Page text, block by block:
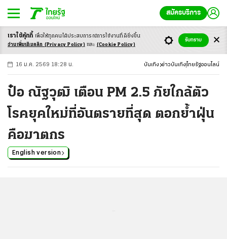
สมัครบริการ
-ก ก ก+
16 ม.ค. 2569 18:28 น. บันเทิง ข่าวบันเทิง ไทยรัฐออนไลน์
ป๋อ ณัฐวุฒิ เตือน PM 2.5 ภัยใกล้ตัว
โรคยุคใหม่ที่อันตรายที่สุด ตอกย้ำฝุ่น
คือฆาตกร
English version
เราใช้คุ้กกี้ เพื่อให้ทุกคนได้ประสบการณ์การใช้งานที่ดียิ่งขึ้น
อ่านเพิ่มเติมคลิก (Privacy Policy) และ (Cookie Policy)
รับทราบ